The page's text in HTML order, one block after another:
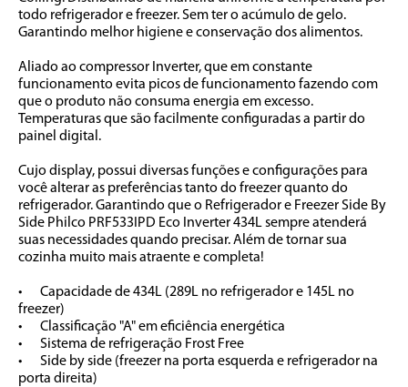
todo refrigerador e freezer. Sem ter o acúmulo de gelo.
Garantindo melhor higiene e conservação dos alimentos.
Aliado ao compressor Inverter, que em constante
funcionamento evita picos de funcionamento fazendo com
que o produto não consuma energia em excesso.
Temperaturas que são facilmente configuradas a partir do
painel digital.
Cujo display, possui diversas funções e configurações para
você alterar as preferências tanto do freezer quanto do
refrigerador. Garantindo que o Refrigerador e Freezer Side By
Side Philco PRF533IPD Eco Inverter 434L sempre atenderá
suas necessidades quando precisar. Além de tornar sua
cozinha muito mais atraente e completa!
•	Capacidade de 434L (289L no refrigerador e 145L no
freezer)
•	Classificação "A" em eficiência energética
•	Sistema de refrigeração Frost Free
•	Side by side (freezer na porta esquerda e refrigerador na
porta direita)